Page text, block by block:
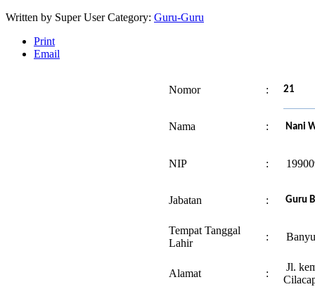
Written by Super User Category: Guru-Guru
Print
Email
Nomor : 21
Nama : Nani
NIP :
Jabatan : Guru
Tempat Tanggal
Lahir
:
Alamat :
Jl.